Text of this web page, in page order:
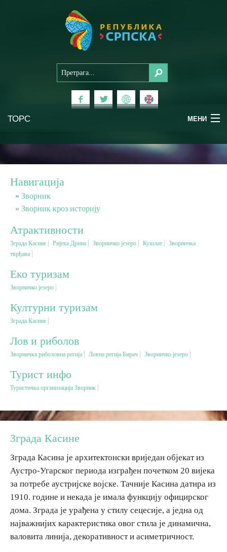
ТОРС МЕНИ
Планински туризам
Бањски туризам
Вјерски туризам
Авантура
Еко туризам
Културни туризам
Сеоски туризам
Омладински туризам
Дестинације
Списак дестинација
Мапа дестинација
Навигација
Зворник
Зворник кроз историју
Атрактивности
Зграда Касине Ријека Дрина Зворничко језеро Кушлат
Зворничка
тврђава
Еко туризам
Зворничко језеро
Културни туризам
Зграда Касине
Лов и риболов
Зворничка риболовна регија Ловна регија Бирач Зворничко језеро
Турист инфо
Туристичка организација Зворник
Зграда Касине
Зграда Касина је архитектонски вриједан објекат из
Аустро-Угарског периода изграђен почетком 20 вијека
за потребе аустријске војске. Тачније Касина датира из
1910. године и некада је имала функцију официрског
дома. Зграда је урађена у стилу сецесије, а једна од
најважнијих карактеристика овог стила је динамична,
валовита линија, декоративност и асиметричност.